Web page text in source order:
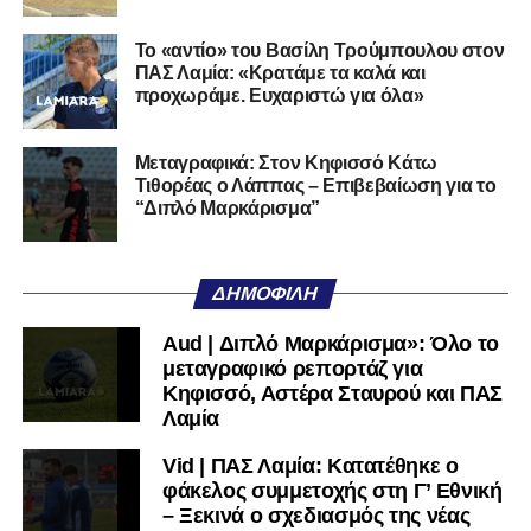
της Serie D στην Ιταλία, όπως οι Nocerina, S. Maria
Cilento και Castrovillari, έχοντας ξεκινήσει την
ποδοσφαιρική του διαδρομή από τον Απόλλωνα Σμύρνης.
Τον καλωσορίζουμε στην οικογένεια του Σαρωνικού και
του ευχόμαστε υγεία και επιτυχίες.»
Ακολουθήστε τοlamiara.grστοGoogle Newsγια να
μαθαίνετε πρώτοι τα κυανόλευκα νέα στην Ελλάδα και τον
Twitterκαι στοInstagram
μαθαίνετε σε χρόνο dt όλα τα νέα.
Το «αντίο» του Βασίλη Τρούμπουλου στον
ΠΑΣ Λαμία: «Κρατάμε τα καλά και
προχωράμε. Ευχαριστώ για όλα»
Μεταγραφικά: Στον Κηφισσό Κάτω
Τιθορέας ο Λάππας – Επιβεβαίωση για το
“Διπλό Μαρκάρισμα”
ΔΗΜΟΦΙΛΉ
Aud | Διπλό Μαρκάρισμα»: Όλο το
μεταγραφικό ρεπορτάζ για
Κηφισσό, Αστέρα Σταυρού και ΠΑΣ
Λαμία
Vid | ΠΑΣ Λαμία: Κατατέθηκε ο
φάκελος συμμετοχής στη Γ’ Εθνική
– Ξεκινά ο σχεδιασμός της νέας